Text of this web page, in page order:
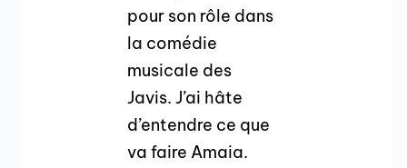
pour son rôle dans
la comédie
musicale des
Javis. J’ai hâte
d’entendre ce que
va faire Amaia.